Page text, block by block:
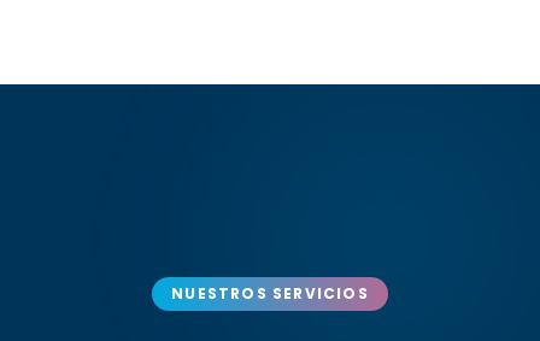
NUESTROS SERVICIOS